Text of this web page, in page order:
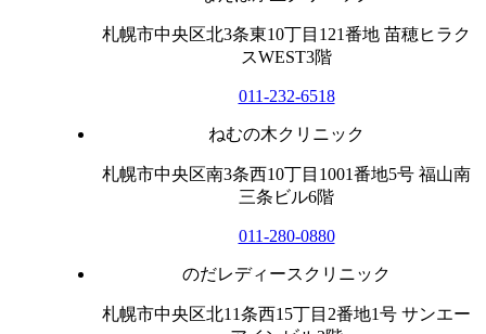
札幌市中央区北3条東10丁目121番地 苗穂ヒラク
スWEST3階
011-232-6518
ねむの木クリニック
札幌市中央区南3条西10丁目1001番地5号 福山南
三条ビル6階
011-280-0880
のだレディースクリニック
札幌市中央区北11条西15丁目2番地1号 サンエー